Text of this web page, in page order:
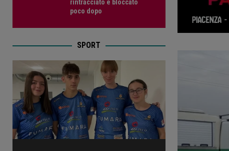
rintracciato e bloccato
poco dopo
SPORT